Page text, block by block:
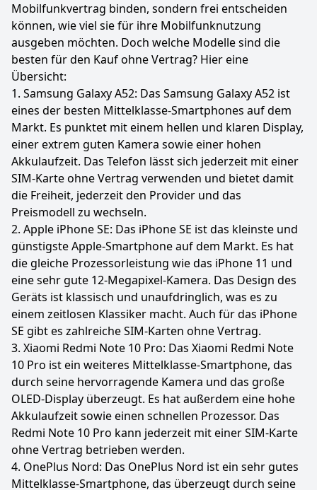
Mobilfunkvertrag binden, sondern frei entscheiden
können, wie viel sie für ihre Mobilfunknutzung
ausgeben möchten. Doch welche Modelle sind die
besten für den Kauf ohne Vertrag? Hier eine
Übersicht:
1. Samsung Galaxy A52: Das Samsung Galaxy A52 ist
eines der besten Mittelklasse-Smartphones auf dem
Markt. Es punktet mit einem hellen und klaren Display,
einer extrem guten Kamera sowie einer hohen
Akkulaufzeit. Das Telefon lässt sich jederzeit mit einer
SIM-Karte ohne Vertrag verwenden und bietet damit
die Freiheit, jederzeit den Provider und das
Preismodell zu wechseln.
2. Apple iPhone SE: Das iPhone SE ist das kleinste und
günstigste Apple-Smartphone auf dem Markt. Es hat
die gleiche Prozessorleistung wie das iPhone 11 und
eine sehr gute 12-Megapixel-Kamera. Das Design des
Geräts ist klassisch und unaufdringlich, was es zu
einem zeitlosen Klassiker macht. Auch für das iPhone
SE gibt es zahlreiche SIM-Karten ohne Vertrag.
3. Xiaomi Redmi Note 10 Pro: Das Xiaomi Redmi Note
10 Pro ist ein weiteres Mittelklasse-Smartphone, das
durch seine hervorragende Kamera und das große
OLED-Display überzeugt. Es hat außerdem eine hohe
Akkulaufzeit sowie einen schnellen Prozessor. Das
Redmi Note 10 Pro kann jederzeit mit einer SIM-Karte
ohne Vertrag betrieben werden.
4. OnePlus Nord: Das OnePlus Nord ist ein sehr gutes
Mittelklasse-Smartphone, das überzeugt durch seine